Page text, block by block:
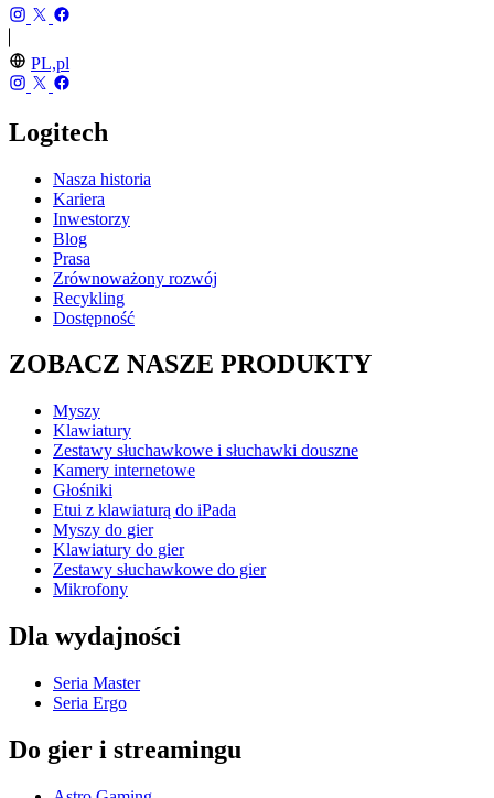
PL,pl
Logitech
Nasza historia
Kariera
Inwestorzy
Blog
Prasa
Zrównoważony rozwój
Recykling
Dostępność
ZOBACZ NASZE PRODUKTY
Myszy
Klawiatury
Zestawy słuchawkowe i słuchawki douszne
Kamery internetowe
Głośniki
Etui z klawiaturą do iPada
Myszy do gier
Klawiatury do gier
Zestawy słuchawkowe do gier
Mikrofony
Dla wydajności
Seria Master
Seria Ergo
Do gier i streamingu